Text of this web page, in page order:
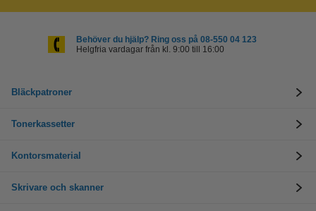
Behöver du hjälp? Ring oss på 08-550 04 123
Helgfria vardagar från kl. 9:00 till 16:00
Bläckpatroner
Tonerkassetter
Kontorsmaterial
Skrivare och skanner